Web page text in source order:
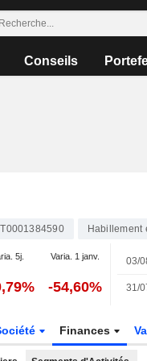
Conseils
Habillement
5j. Varia. 1 janv.
-54,60%
03/
31/
Finances